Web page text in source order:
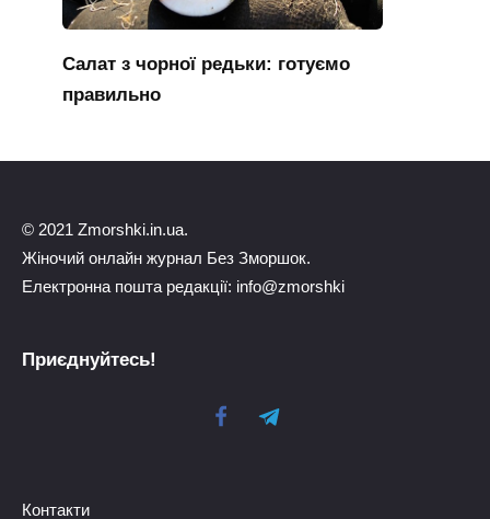
Салат з чорної редьки: готуємо
правильно
© 2021 Zmorshki.in.ua.
Жіночий онлайн журнал Без Зморшок.
Електронна пошта редакції: info@zmorshki
Приєднуйтесь!
Контакти